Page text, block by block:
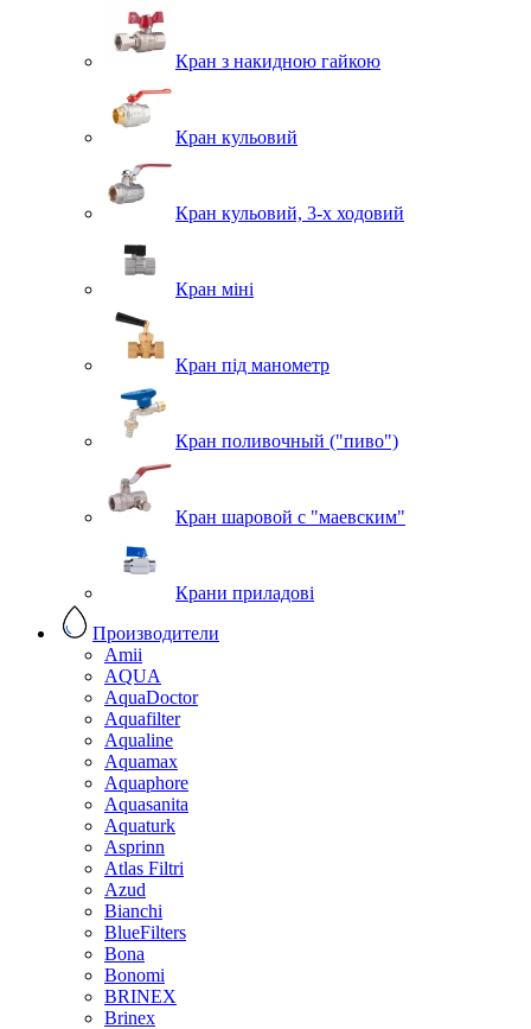
Кран з накидною гайкою
Кран кульовий
Кран кульовий, 3-х ходовий
Кран міні
Кран під манометр
Кран поливочный ("пиво")
Кран шаровой с "маевским"
Крани приладові
Производители
Amii
AQUA
AquaDoctor
Aquafilter
Aqualine
Aquamax
Aquaphore
Aquasanita
Aquaturk
Asprinn
Atlas Filtri
Azud
Bianchi
BlueFilters
Bona
Bonomi
BRINEX
Brinex